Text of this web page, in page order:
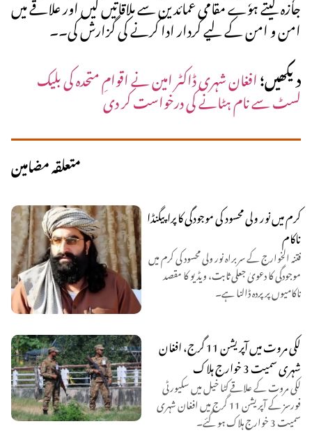
امن و امن کے لیے کردار ادا کرنے کی گزارش کی۔۔
دیکھیں؛افغان شہری ڈاکٹر امین نے اقوامِ متحدہ کی بلیک
لسٹ سے نام ہٹانے کی درخواست کر دی
متعلقہ مضامین
کرم میں نور ولی محسود کی موجودگی کا پراپیگنڈا
ناکام
فتنہ الخوارج کے سربراہ نور ولی محسود کی کرم میں
موجودگی کا دعویٰ جعلی ثابت، ویڈیو کا مقصد
ناکامیوں پر پردہ ڈالنا ہے۔
لکی مروت میں آپریشن 11 گرج، افغان
شہری سمیت 3 خوارج ہلاک
لکی مروت کے علاقے کٹا خیل میں سکیورٹی
فورسز کے آپریشن 11 گرج میں افغان شہری
سمیت 3 خوارج ہلاک ہو گئے۔